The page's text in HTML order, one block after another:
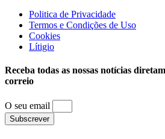
Politica de Privacidade
Termos e Condições de Uso
Cookies
Lítigio
Receba todas as nossas notícias
correio
O seu email
Subscrever